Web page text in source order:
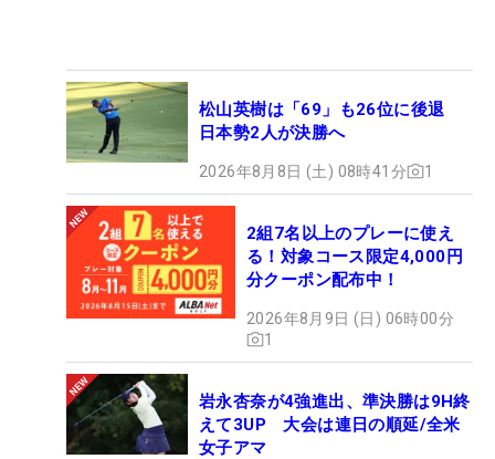
松山英樹は「69」も26位に後退
日本勢2人が決勝へ
2026年8月8日 (土) 08時41分 1
2組7名以上のプレーに使え
る！対象コース限定4,000円
分クーポン配布中！
2026年8月9日 (日) 06時00分
1
岩永杏奈が4強進出、準決勝は9H終
えて3UP 大会は連日の順延/全米
女子アマ